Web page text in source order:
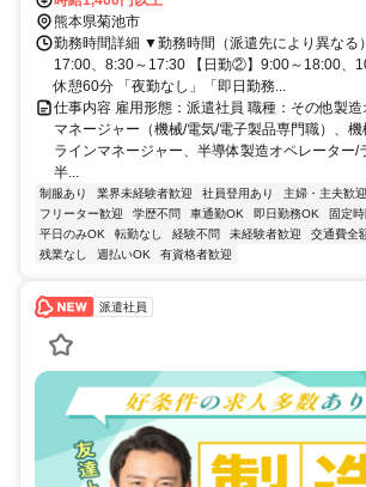
熊本県菊池市
勤務時間詳細 ▼勤務時間（派遣先により異なる
17:00、8:30～17:30 【日勤②】9:00～18:00、
休憩60分 「夜勤なし」「即日勤務...
仕事内容 雇用形態：派遣社員 職種：その他製
マネージャー（機械/電気/電子製品専門職）、
ラインマネージャー、半導体製造オペレーター/
半...
制服あり 業界未経験者歓迎 社員登用あり 主婦・主夫歓迎
フリーター歓迎
学歴不問 車通勤OK 即日勤務OK 固定時
平日のみOK
転勤なし 経験不問 未経験者歓迎 交通費全
残業なし
週払いOK 有資格者歓迎
派遣社員